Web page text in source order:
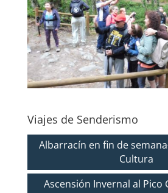
Viajes de Senderismo
Albarracín en fin de
Cultura
Ascensión Invernal al Pico